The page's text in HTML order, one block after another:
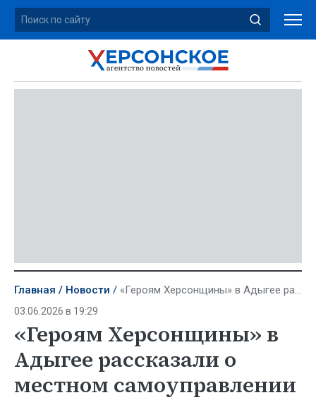
Главная Новости «Героям Херсонщины» в Адыгее рассказали о местном самоуправлении
03.06.2026 в 19:29
«Героям Херсонщины» в
Адыгее рассказали о
местном самоуправлении